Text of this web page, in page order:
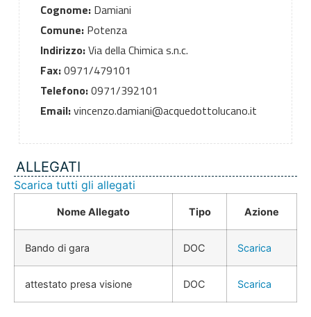
Cognome:Damiani
Comune:Potenza
Indirizzo:Via della Chimica s.n.c.
Fax:0971/479101
Telefono:0971/392101
Email:vincenzo.damiani@acquedottolucano.it
ALLEGATI
Scarica tutti gli allegati
Nome Allegato Tipo Azione
Bando di gara DOC Scarica
attestato presa visione DOC Scarica